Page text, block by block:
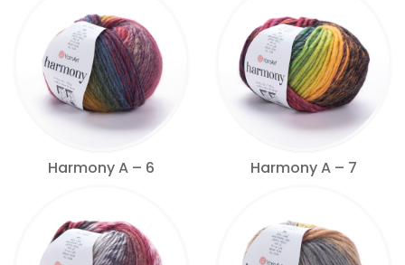
Harmony A – 6 Harmony A – 7